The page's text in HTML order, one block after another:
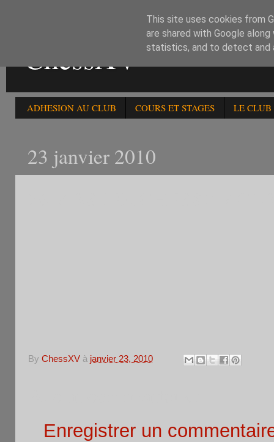
ChessXV
ADHESION AU CLUB COURS ET STAGES LE CLUB
23 janvier 2010
By ChessXV à janvier 23, 2010
Enregistrer un
This site uses cookies from
are shared with Google
statistics, and to detect and